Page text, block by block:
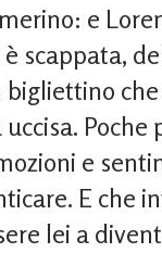
e
scappata,
e
E che
lei a